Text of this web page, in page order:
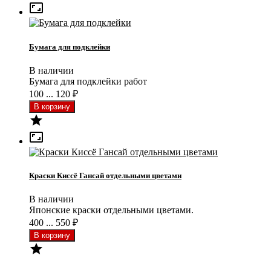

Бумага для подклейки
В наличии
Бумага для подклейки работ
100 ... 120 ₽


Краски Киссё Гансай отдельными цветами
В наличии
Японские краски отдельными цветами.
400 ... 550 ₽
